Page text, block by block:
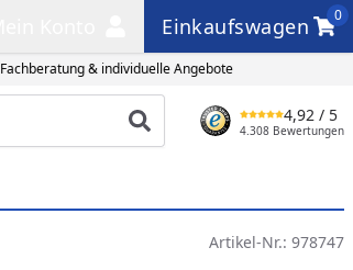
Fachberatung & individuelle Angebote
Einkaufswagen
0
Einkaufswagen
Produkt suchen
4,92 / 5
4.308 Bewertungen
Artikel-Nr.: 978747